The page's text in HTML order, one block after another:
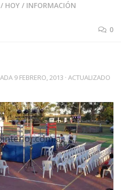
/ HOY / INFORMACIÓN
0
9 FEBRERO, 2013 · ACTUALIZADO